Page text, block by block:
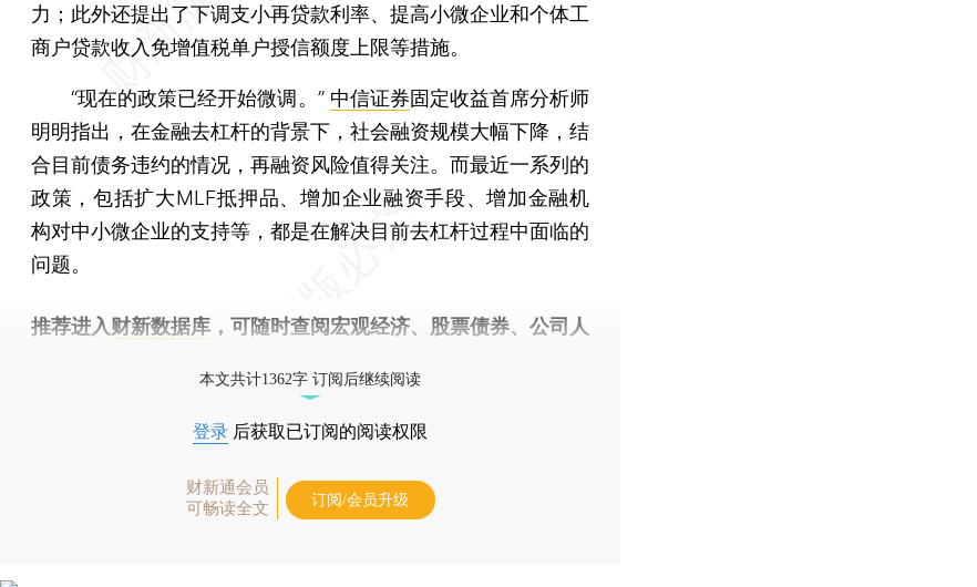
力；此外还提出了下调支小再贷款利率、提高小微企业和个体工
商户贷款收入免增值税单户授信额度上限等措施。
“现在的政策已经开始微调。” 中信证券固定收益首席分析师
明明指出，在金融去杠杆的背景下，社会融资规模大幅下降，结
合目前债务违约的情况，再融资风险值得关注。而最近一系列的
政策，包括扩大MLF抵押品、增加企业融资手段、增加金融机
构对中小微企业的支持等，都是在解决目前去杠杆过程中面临的
问题。
推荐进入财新数据库 ，可随时查阅宏观经济、股票债券、公司人
本文共计1362字 订阅后继续阅读
登录 后获取已订阅的阅读权限
财新通会员
可畅读全文
订阅/会员升级